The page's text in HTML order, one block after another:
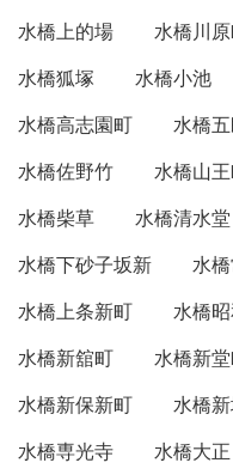
水橋上的場
水橋川
水橋狐塚
水橋小池
水橋高志園町
水橋
水橋佐野竹
水橋山
水橋柴草
水橋清水堂
水橋下砂子坂新
水
水橋上条新町
水橋
水橋新舘町
水橋新
水橋新保新町
水橋
水橋専光寺
水橋大正